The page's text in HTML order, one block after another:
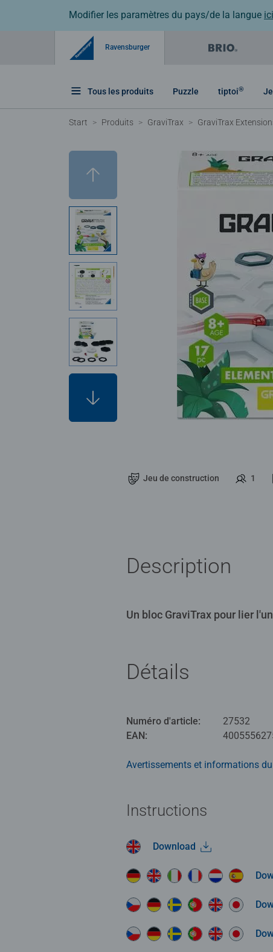
Modifier les paramètres du pays/de la langue ici
Ravensburger
Tous les produits Puzzle tiptoi®
Start Produits GraviTrax GraviTrax
Jeu de construction 1
Description
Un bloc GraviTrax pour lier
Détails
Numéro d'article:
27532
EAN:
Avertissements et informations
Instructions
Download